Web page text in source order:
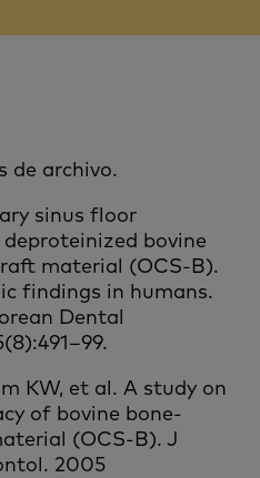
de archivo.
sinus floor
bovine
material (OCS-B).
findings in humans.
Dental
KW, et al. A study on
of bovine bone-
(OCS-B). J
2005